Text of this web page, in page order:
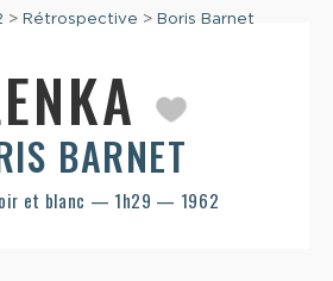
> Rétrospective > Boris Barnet
BARNET
et blanc — 1h29 — 1962